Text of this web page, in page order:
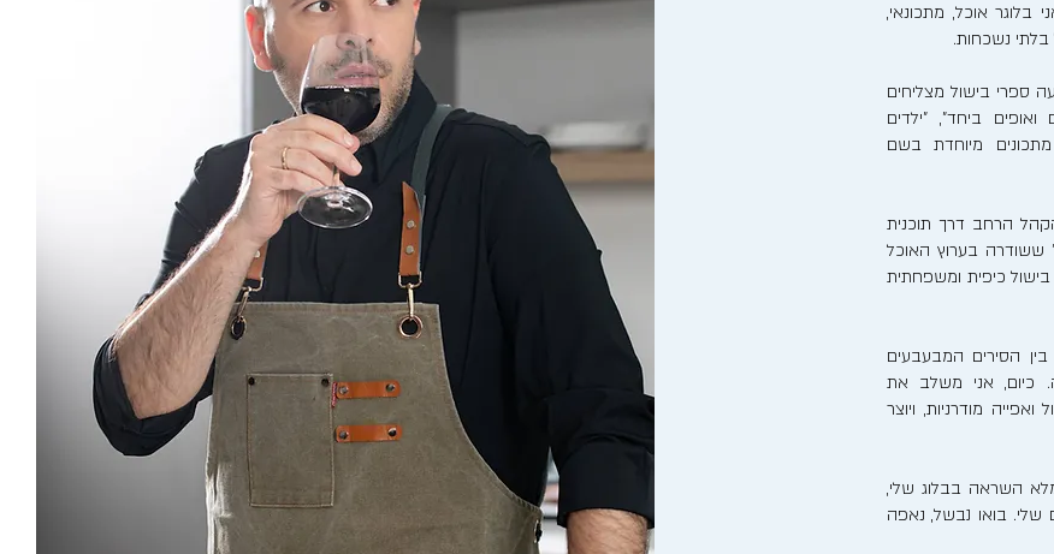
בלוגר אוכל, מתכונאי,
בלתי נשכחות.
בישול מצליחים
ואופים ביחד", "ילדים
מיוחדת בשם
הרחב דרך תוכנית
ששודרה בערוץ האוכל
בישול כיפית ומשפחתית
הסירים המבעבעים
כיום, אני משלב את
מודרניות, ויוצר
השראה בבלוג שלי,
שלי. בואו נבשל, נאפה